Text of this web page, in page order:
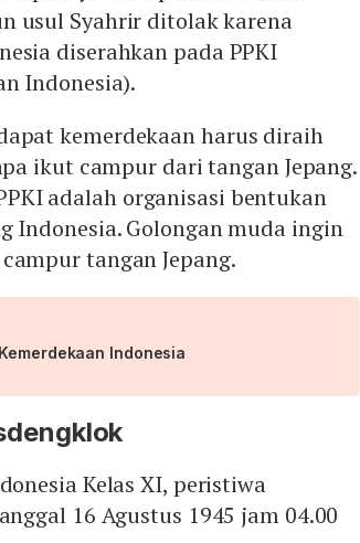
usul Syahrir ditolak karena
diserahkan pada PPKI
Indonesia).
kemerdekaan harus diraih
ikut campur dari tangan Jepang.
adalah organisasi bentukan
Indonesia. Golongan muda ingin
tangan Jepang.
Indonesia
Kelas XI, peristiwa
16 Agustus 1945 jam 04.00